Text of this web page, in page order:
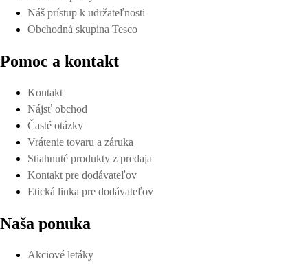
Náš prístup k udržateľnosti
Obchodná skupina Tesco
Pomoc a kontakt
Kontakt
Nájsť obchod
Časté otázky
Vrátenie tovaru a záruka
Stiahnuté produkty z predaja
Kontakt pre dodávateľov
Etická linka pre dodávateľov
Naša ponuka
Akciové letáky